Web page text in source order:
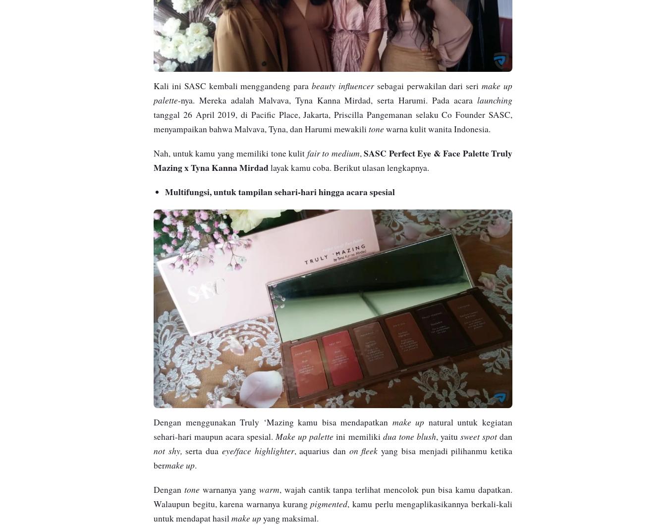
Kali ini SASC kembali menggandeng parabeauty influencersebagai perwakilan dari serimake up
palette-nya. Mereka adalah Malvava, Tyna Kanna Mirdad, serta Harumi. Pada acara launching
tanggal 26 April 2019, di Pacific Place, Jakarta, Priscilla Pangemanan selaku Co Founder SASC,
menyampaikan bahwa Malvava, Tyna, dan Harumi mewakilitone warna kulit wanita Indonesia.
Nah, untuk kamu yang memiliki tone kulit fair to medium,SASC Perfect Eye & Face Palette Truly
Mazing x Tyna Kanna Mirdadlayak kamu coba. Berikut ulasan lengkapnya.
Multifungsi, untuk tampilan sehari-hari hingga acara spesial
Dengan menggunakan Truly ‘Mazing kamu bisa mendapatkan make up natural untuk kegiatan
sehari-hari maupun acara spesial.Make up palette ini memiliki dua tone blush, yaitu sweet spotdan
not shy, serta dua eye/face highlighter, aquarius dan on fleek yang bisa menjadi pilihanmu ketika
bermake up.
Dengan tone warnanya yang warm, wajah cantik tanpa terlihat mencolok pun bisa kamu dapatkan.
Walaupun begitu, karena warnanya kurangpigmented, kamu perlu mengaplikasikannya berkali-kali
untuk mendapat hasilmake upyang maksimal.